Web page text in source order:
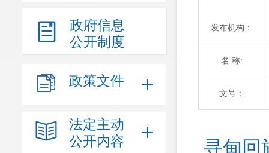
政府信息
公开制度
政策文件
法定主动
公开内容
发布机构：
名 称:
文号：
寻甸回